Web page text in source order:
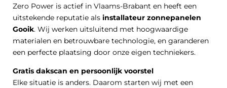
Zero Power is actief in Vlaams-Brabant en heeft een
uitstekende reputatie als installateur zonnepanelen
Gooik. Wij werken uitsluitend met hoogwaardige
materialen en betrouwbare technologie, en garanderen
een perfecte plaatsing door onze eigen techniekers.
Gratis dakscan en persoonlijk voorstel
Elke situatie is anders. Daarom starten wij met een